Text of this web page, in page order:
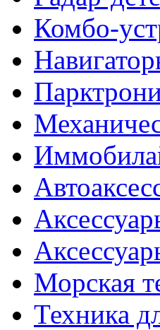
Комбо-
Морская
Техника